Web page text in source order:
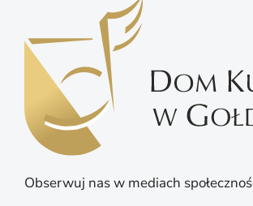
Obserwuj nas w mediach